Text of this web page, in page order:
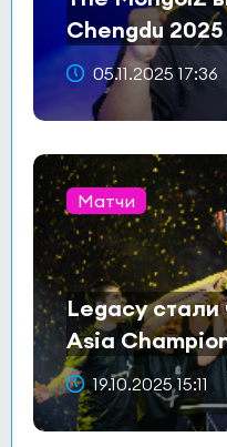
Chengdu 2025
05.11.2025 17:36
Матчи
Legacy стали
Asia
19.10.2025 15:11